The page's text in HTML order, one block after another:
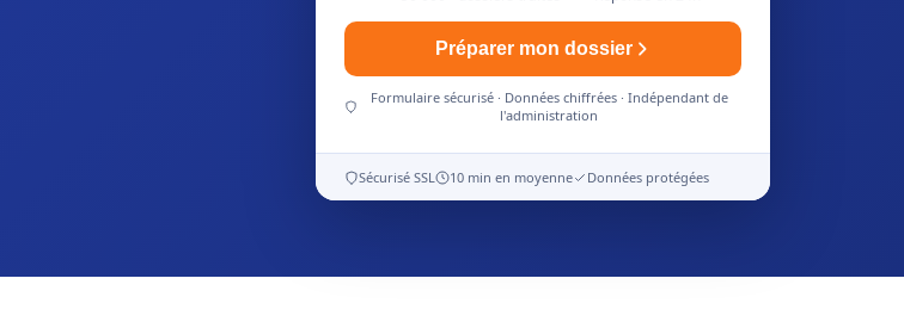
Préparer mon dossier
Formulaire sécurisé · Données chiffrées · Indépendant de
l'administration
Sécurisé SSL 10 min en moyenne Données protégées